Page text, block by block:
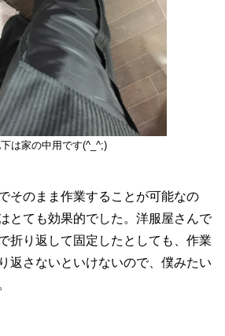
は家の中用です(^_^;)
そのまま作業することが可能なの
とても効果的でした。洋服屋さんで
折り返して固定したとしても、作業
返さないといけないので、僕みたい